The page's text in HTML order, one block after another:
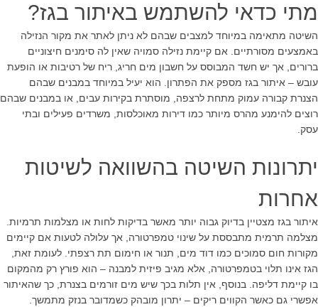
מתי כדאי להשתמש באיתור בגז?
השיטה מתאימה במיוחד למצבים שבהם לא ניתן לאתר את מקור הנזילה
באמצעים מסורתיים. אם קיימת נזילה סמויה שאין לה סימנים חיצוניים
ברורים, אך יש חשד המבוסס על חשבון מים חריג, ריח של רטיבות או הופעת
עובש – איתור בגז מספק את הפתרון. הוא יעיל במיוחד במבנים שבהם
הצנרת קבורה עמוק מתחת לרצפה, מוסתרת בקירות עבים, או במבנים שבהם
רוצים להימנע מהרס מיותר כמו דירות מאוכלסות, משרדים פעילים ובתי
עסק.
יתרונות השיטה בהשוואה לשיטות
אחרות
איתור בגז מצטיין בדיוק גבוה יותר מאשר בדיקות לחות או מצלמות תרמיות.
מצלמה תרמית מתבססת על שינוי טמפרטורה, אך עלולה לטעות אם קיימים
מקורות חום סמוכים כמו דוד מים, תנור או חימום תת רצפתי. לעומת זאת,
הגז אינו תלוי בטמפרטורה, אלא מגיב פיזית למבנה – הוא פורץ רק מהמקום
בו קיימת דליפה. בנוסף, אין תלות בכך שיש מים זורמים בצנרת, כך שהאיתור
אפשרי גם כאשר הקווים ריקים – יתרון מובהק כשמדובר בנזק מתמשך.